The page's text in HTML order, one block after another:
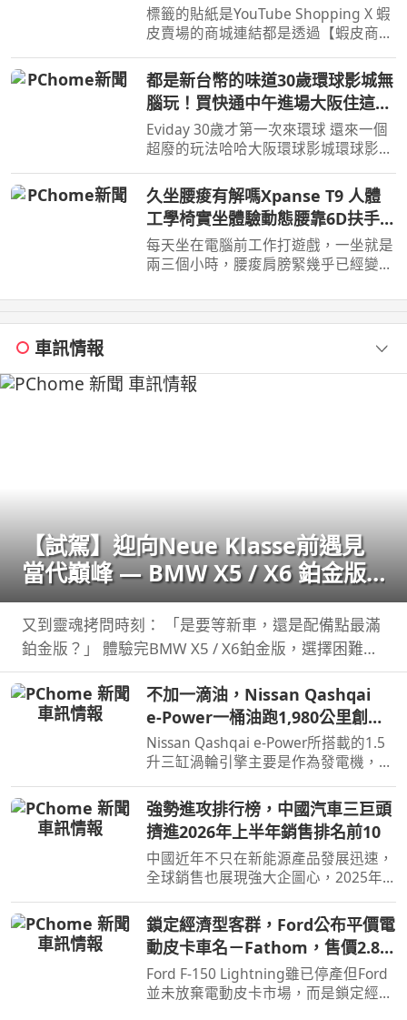
標籤的貼紙是YouTube Shopping X 蝦
皮賣場的商城連結都是透過【蝦皮商
家不一定都是我購買 ...
都是新台幣的味道30歲環球影城無
腦玩！買快通中午進場大阪住這裡
好方便！
Eviday 30歲才第一次來環球 還來一個
超廢的玩法哈哈大阪環球影城環球影城
作/ ...
久坐腰痠有解嗎Xpanse T9 人體
工學椅實坐體驗動態腰靠6D扶手
22檔調整
每天坐在電腦前工作打遊戲，一坐就是
兩三個小時，腰痠肩膀緊幾乎已經變成
工學椅，採用 ...
車訊情報
【試駕】迎向Neue Klasse前遇見
當代巔峰 — BMW X5 / X6 鉑金版
璀璨登場
又到靈魂拷問時刻： 「是要等新車，還是配備點最滿
鉑金版？」 體驗完BMW X5 / X6鉑金版，選擇困難如
我，彷彿有了理直氣壯答案。
不加一滴油，Nissan Qashqai
e‑Power一桶油跑1,980公里創金
氏世界紀錄
Nissan Qashqai e‑Power所搭載的1.5
升三缸渦輪引擎主要是作為發電機，因
此不時就能替電池進行充電直到沒油，
這也讓Qashqai e‑Power擁有高效的里
程表現，日前就創下非純電與PHEV行
駛里程最高金氏世界紀錄…
強勢進攻排行榜，中國汽車三巨頭
擠進2026年上半年銷售排名前10
中國近年不只在新能源產品發展迅速，
全球銷售也展現強大企圖心，2025年
進入前10名，不過今年上半年奇瑞也加
入前10名了。
鎖定經濟型客群，Ford公布平價電
動皮卡車名－Fathom，售價2.8萬
美元起
Ford F-150 Lightning雖已停產但Ford
並未放棄電動皮卡市場，而是鎖定經濟